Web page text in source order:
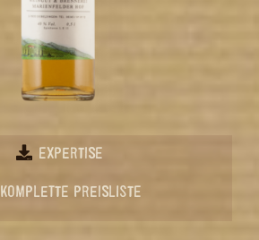
EXPERTISE
KOMPLETTE PREISLISTE